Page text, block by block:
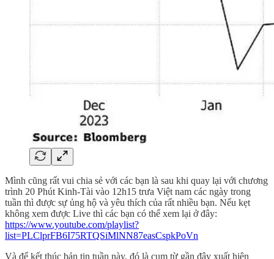
Mình cũng rất vui chia sẻ với các bạn là sau khi quay lại với chương
trình 20 Phút Kinh-Tài vào 12h15 trưa Việt nam các ngày trong
tuần thì được sự ủng hộ và yêu thích của rất nhiều bạn. Nếu kẹt
không xem được Live thì các bạn có thể xem lại ở đây:
https://www.youtube.com/playlist?
list=PLClprFB6I75RTQSiMlNN87easCspkPoVn
Và để kết thúc bản tin tuần này, đó là cụm từ gần đây xuất hiện